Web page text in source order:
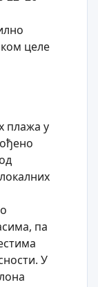
целе
плажа у
па
У